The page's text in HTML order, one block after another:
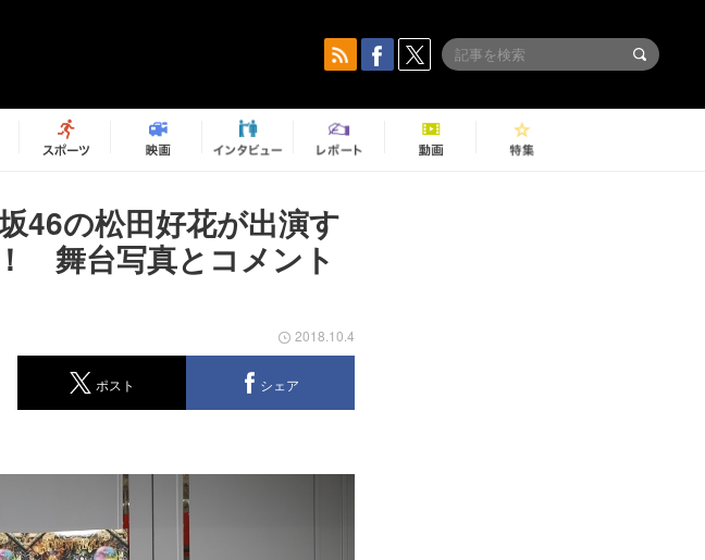
46の松田好花が出演す
舞台写真とコメント
2018.10.4
ポスト シェア